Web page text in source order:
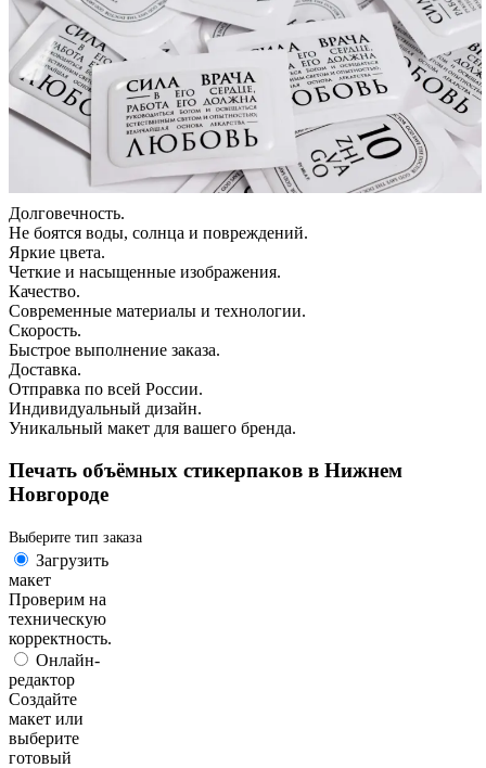
Долговечность.
Не боятся воды, солнца и повреждений.
Яркие цвета.
Четкие и насыщенные изображения.
Качество.
Современные материалы и технологии.
Скорость.
Быстрое выполнение заказа.
Доставка.
Отправка по всей России.
Индивидуальный дизайн.
Уникальный макет для вашего бренда.
Печать объёмных стикерпаков в Нижнем
Новгороде
Выберите тип заказа
Загрузить
макет
Проверим на
техническую
корректность.
Онлайн-
редактор
Создайте
макет или
выберите
готовый